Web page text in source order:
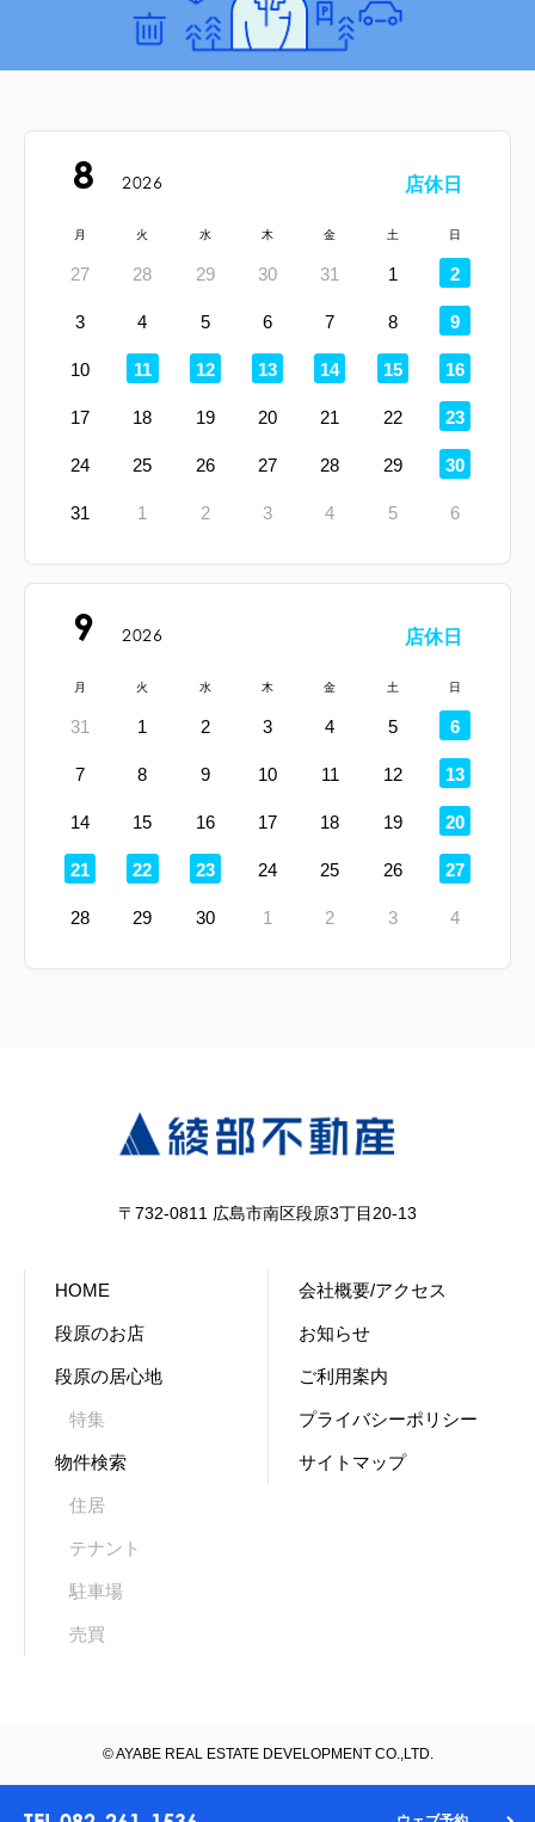
8 2026 店休日
月 火 水 木 金 土 日
27 28 29 30 31 1 2
定
休
日
3 4 5 6 7 8 9
定
休
日
10 11
定
休
日
12
定
休
日
13
定
休
日
14
定
休
日
15
定
休
日
16
定
休
日
17 18 19 20 21 22 23
定
休
日
24 25 26 27 28 29 30
定
休
日
31 1 2 3 4 5 6
9 2026 店休日
月 火 水 木 金 土 日
31 1 2 3 4 5 6
定
休
日
7 8 9 10 11 12 13
定
休
日
14 15 16 17 18 19 20
定
休
日
21
定
休
日
22
定
休
日
23
定
休
日
24 25 26 27
定
休
日
28 29 30 1 2 3 4
〒732-0811 広島市南区段原3丁目20-13
HOME
段原のお店
段原の居心地
特集
物件検索
住居
テナント
駐車場
売買
会社概要/アクセス
お知らせ
ご利用案内
プライバシーポリシー
サイトマップ
© AYABE REAL ESTATE DEVELOPMENT CO.,LTD.